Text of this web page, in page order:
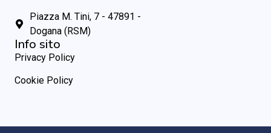
Piazza M. Tini, 7 - 47891 -
Dogana (RSM)
Info sito
Privacy Policy
Cookie Policy